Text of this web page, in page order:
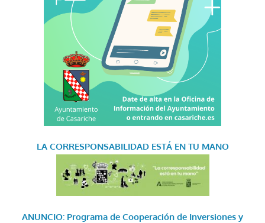
LA CORRESPONSABILIDAD ESTÁ EN TU MANO
ANUNCIO: Programa de Cooperación de Inversiones y